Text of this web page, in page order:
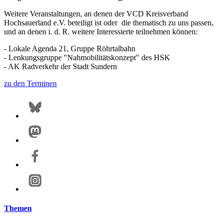
Weitere Veranstaltungen, an denen der VCD Kreisverband
Hochsauerland e.V. beteiligt ist oder die thematisch zu uns passen,
und an denen i. d. R. weitere Interessierte teilnehmen können:
- Lokale Agenda 21, Gruppe Röhrtalbahn
- Lenkungsgruppe "Nahmobilitätskonzept" des HSK
- AK Radverkehr der Stadt Sundern
zu den Terminen
Themen